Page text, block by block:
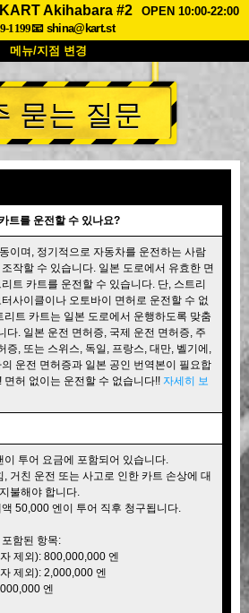
Akihabara #2
OPEN 10:00-22:00
1199📧 shina@kart.st
메뉴/지점 변경
최상단
사양 가격
도쿄 아키하바라#1
도쿄 시부야
도쿄 베이
오사카
묻는 질문
트를 운전할 수 있나요?
이며, 정기적으로 자동차를 운전하는 사람
작할 수 있습니다. 일본 도로에서 유효한 면
트 카트를 운전할 수 있습니다. 단, 스트리
사이클이나 오토바이 면허로 운전할 수 없
리트 카트는 일본 도로에서 운행하도록 맞춤
다. 일본 운전 면허증, 국제 운전 면허증, 주
증, 또는 스위스, 독일, 프랑스, 대만, 벨기에,
운전 면허증과 일본 공인 번역본이 필요합
면허 없이는 운전할 수 없습니다!! 자세히 보
이 투어 요금에 포함되어 있습니다.
, 거친 운전 또는 사고로 인한 카트 손상에 대
불해야 합니다.
50,000 엔이 투어 직후 청구됩니다.
함된 항목:
제외): 800,000,000 엔
제외): 2,000,000 엔
엔